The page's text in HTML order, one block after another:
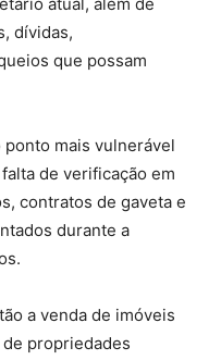
atual, além de
dívidas,
que possam
mais vulnerável
de verificação em
contratos de gaveta e
durante a
a venda de imóveis
propriedades